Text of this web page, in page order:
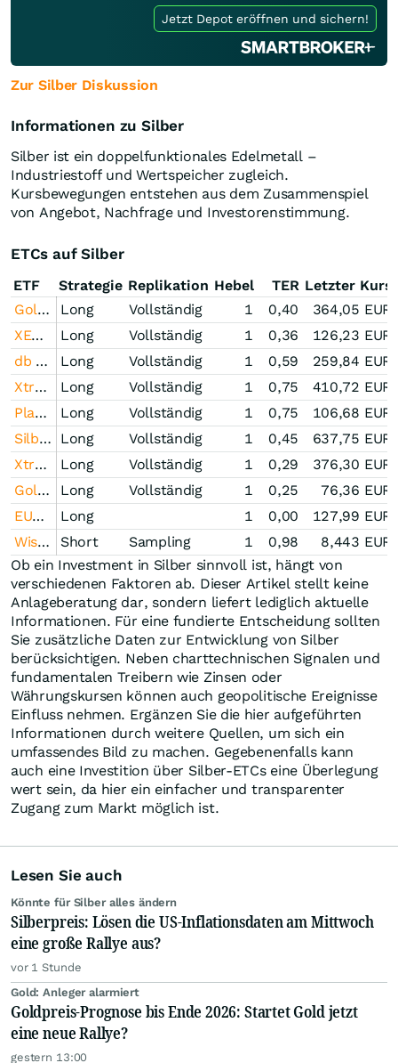
Jetzt Depot eröffnen und sichern!
Zur Silber Diskussion
Informationen zu Silber
Silber ist ein doppelfunktionales Edelmetall –
Industriestoff und Wertspeicher zugleich.
Kursbewegungen entstehen aus dem Zusammenspiel
von Angebot, Nachfrage und Investorenstimmung.
ETCs auf Silber
ETF Strategie Replikation Hebel TER Letzter Kurs
Gold Bullion Securities
Long Vollständig 1 0,40 364,05 EUR
XETRA Gold
Long Vollständig 1 0,36 126,23 EUR
db Physical Gold ETC Euro Hedged
Long Vollständig 1 0,59 259,84 EUR
Xtrackers Physical Silver EUR Hedged ETC
Long Vollständig 1 0,75 410,72 EUR
Platin Index Zertifikat Open-End (DBETC)
Long Vollständig 1 0,75 106,68 EUR
Silber Index Zertifikat Open-End (DBETC)
Long Vollständig 1 0,45 637,75 EUR
Xtrackers Physical Gold ETC (EUR) der DB ETC plc
Long Vollständig 1 0,29 376,30 EUR
Gold Index Zertifikat Open-End (iShares plc)
Long Vollständig 1 0,25 76,36 EUR
EUWAX Gold
Long 1 0,00 127,99 EUR
WisdomTree Copper 1x Daily Short
Short Sampling 1 0,98 8,443 EUR
Ob ein Investment in Silber sinnvoll ist, hängt von
verschiedenen Faktoren ab. Dieser Artikel stellt keine
Anlageberatung dar, sondern liefert lediglich aktuelle
Informationen. Für eine fundierte Entscheidung sollten
Sie zusätzliche Daten zur Entwicklung von Silber
berücksichtigen. Neben charttechnischen Signalen und
fundamentalen Treibern wie Zinsen oder
Währungskursen können auch geopolitische Ereignisse
Einfluss nehmen. Ergänzen Sie die hier aufgeführten
Informationen durch weitere Quellen, um sich ein
umfassendes Bild zu machen. Gegebenenfalls kann
auch eine Investition über Silber-ETCs eine Überlegung
wert sein, da hier ein einfacher und transparenter
Zugang zum Markt möglich ist.
Lesen Sie auch
Könnte für Silber alles ändern
Silberpreis: Lösen die US-Inflationsdaten am Mittwoch
eine große Rallye aus?
vor 1 Stunde
Gold: Anleger alarmiert
Goldpreis-Prognose bis Ende 2026: Startet Gold jetzt
eine neue Rallye?
gestern 13:00